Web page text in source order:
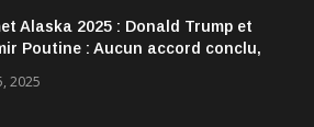
Alaska 2025 : Donald Trump et
Poutine : Aucun accord conclu,
2025